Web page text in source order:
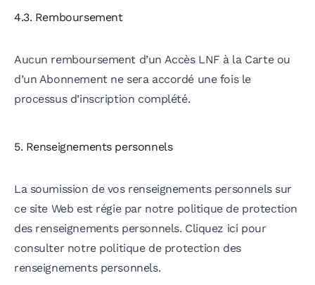
4.3. Remboursement
Aucun remboursement d’un Accès LNF à la Carte ou
d’un Abonnement ne sera accordé une fois le
processus d’inscription complété.
5. Renseignements personnels
La soumission de vos renseignements personnels sur
ce site Web est régie par notre politique de protection
des renseignements personnels. Cliquez ici pour
consulter notre politique de protection des
renseignements personnels.